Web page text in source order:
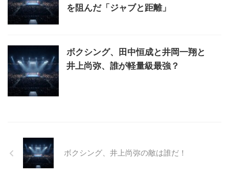
を阻んだ「ジャブと距離」
ボクシング、田中恒成と井岡一翔と
井上尚弥、誰が軽量級最強？
ボクシング、井上尚弥の敵は誰だ！